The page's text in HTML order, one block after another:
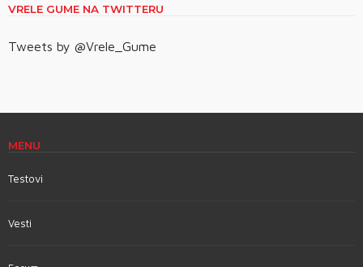
VRELE GUME NA TWITTERU
Tweets by @Vrele_Gume
MENU
Testovi
Vesti